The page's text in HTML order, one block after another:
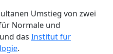
Umstieg von zwei
Normale und
das Institut für
.